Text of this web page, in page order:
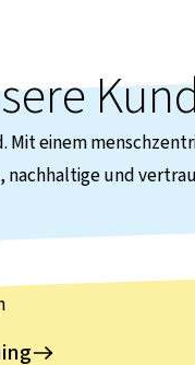
Mit einem
nachhaltige und